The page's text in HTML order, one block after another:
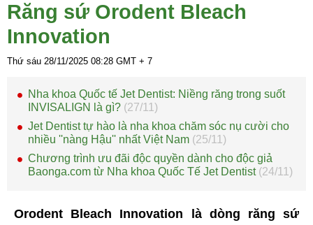
Răng sứ Orodent Bleach
Innovation
Thứ sáu 28/11/2025 08:28 GMT + 7
Nha khoa Quốc tế Jet Dentist: Niềng răng trong suốt
INVISALIGN là gì? (27/11)
Jet Dentist tự hào là nha khoa chăm sóc nụ cười cho
nhiều ''nàng Hậu'' nhất Việt Nam (25/11)
Chương trình ưu đãi độc quyền dành cho độc giả
Baonga.com từ Nha khoa Quốc Tế Jet Dentist (24/11)
Orodent Bleach Innovation là dòng răng sứ